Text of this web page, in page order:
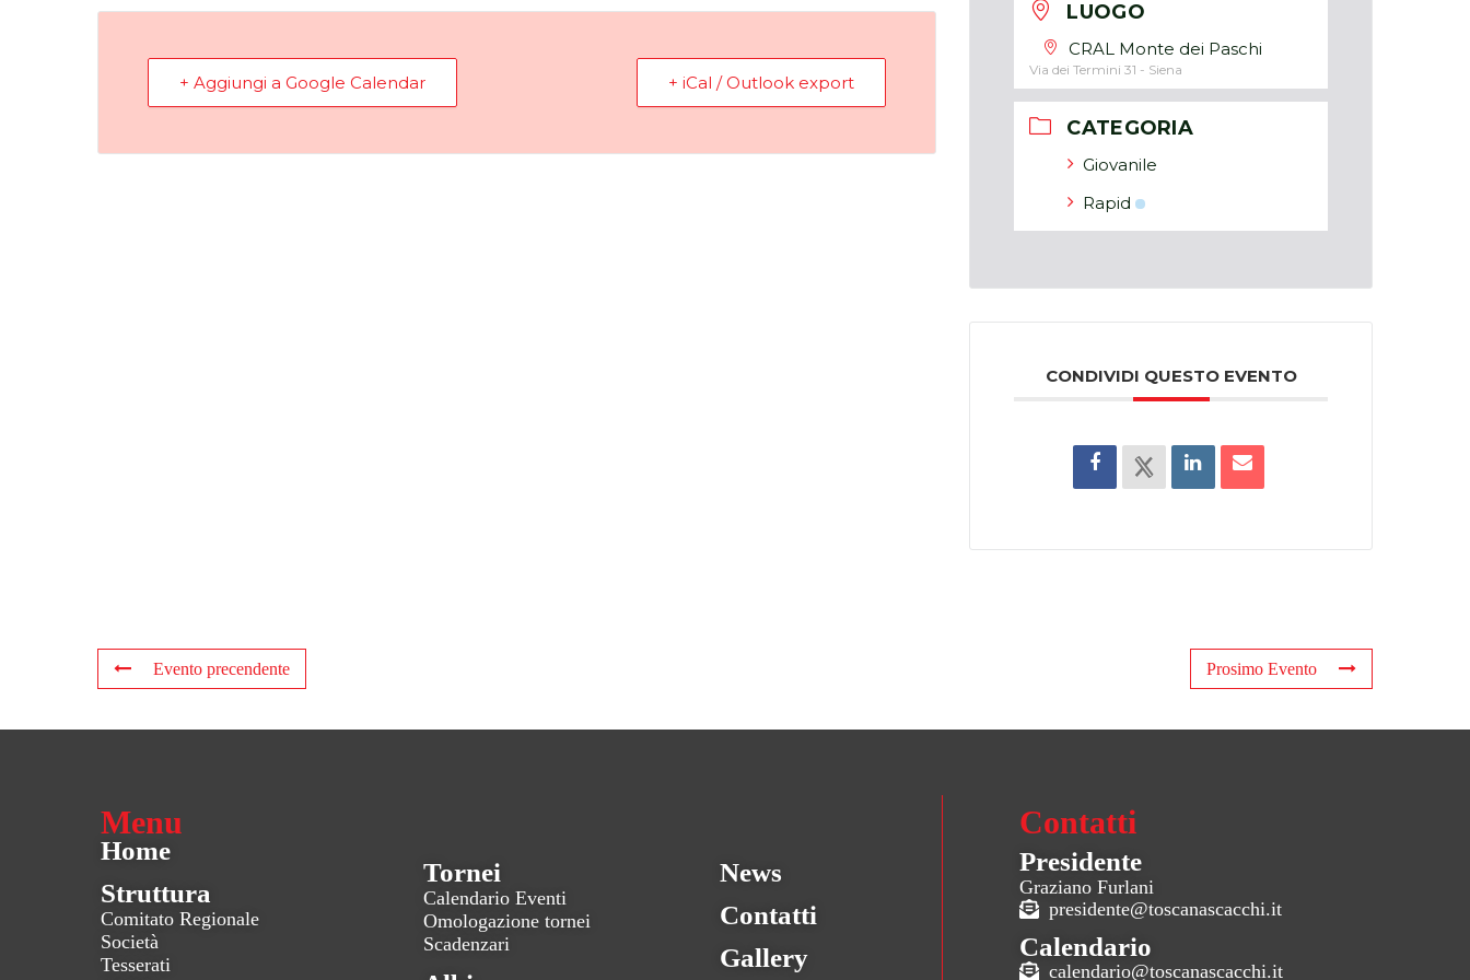
+ Aggiungi a Google Calendar + iCal / Outlook export
LUOGO
CRAL Monte dei Paschi
Via dei Termini 31 - Siena
CATEGORIA
Giovanile
Rapid
CONDIVIDI QUESTO EVENTO
Evento precendente Prosimo Evento
Menu
Home
Struttura
Comitato Regionale
Società
Tesserati
Tornei
Calendario Eventi
Omologazione tornei
Scadenzari
News
Contatti
Gallery
Contatti
Presidente
Graziano Furlani
presidente@toscanascacchi.it
Calendario
calendario@toscanascacchi.it